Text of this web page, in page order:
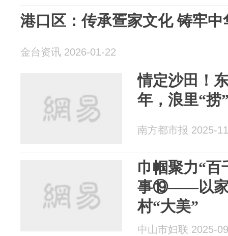
港口区：传承疍家文化 铸牢
金台资讯 2026-01-22
情定沙田！
年，浪里“捞
南方都市报 2025-
巾帼聚力“百
事⑲——以家
村“大美”
中山市妇联 2025-